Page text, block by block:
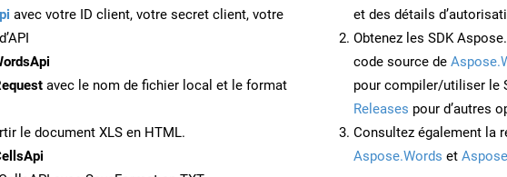
avec votre ID client, votre secret client, votre
avec le nom de fichier local et le format
le document XLS en HTML.
et des détails
Obtenez les SDK
code source de
pour compiler/utiliser le
Releases pour d’autres
Consultez également la
Aspose.Words et